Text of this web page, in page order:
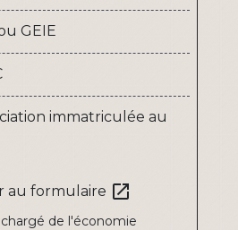
GEIE
immatriculée au
au formulaire open_in_new
de l'économie